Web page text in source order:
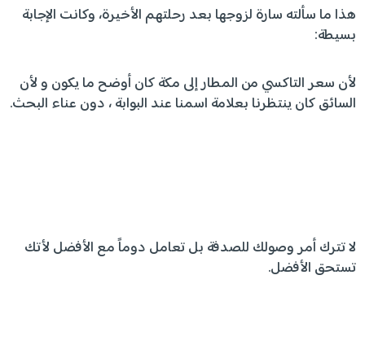
هذا ما سألته سارة لزوجها بعد رحلتهم الأخيرة، وكانت الإجابة
بسيطة:
لأن سعر التاكسي من المطار إلى مكة كان أوضح ما يكون و لأن
السائق كان ينتظرنا بعلامة اسمنا عند البوابة ، دون عناء البحث.
لا تترك أمر وصولك للصدفة بل تعامل دوماً مع الأفضل لأتك
تستحق الأفضل.